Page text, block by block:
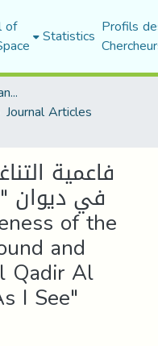
of Statistics Profils
Faculty of Letters and Languages
Journal Articles
فاعمية
في ديوان
and
Qadir Al
I See"